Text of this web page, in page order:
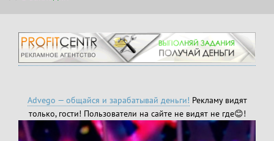
Advego — общайся и зарабатывай деньги! Рекламу видят
только, гости! Пользователи на сайте не видят не где😊!